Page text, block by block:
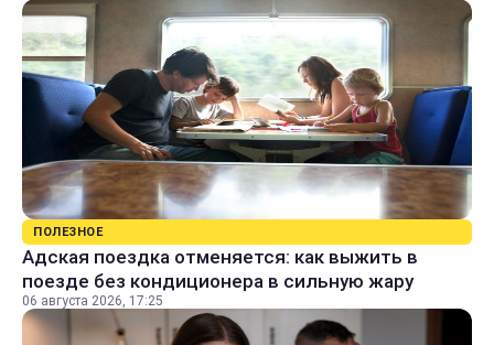
ПОЛЕЗНОЕ
Адская поездка отменяется: как выжить в
поезде без кондиционера в сильную жару
06 августа 2026, 17:25